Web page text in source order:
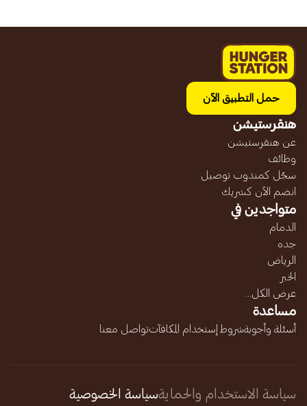
حمل التطبيق الآن
هنقرستيشن
عن هنقرستيشن
وظائف
سجّل كمندوب توصيل
انضم الآن كشريك
متواجدين في
الدمام
جده
الرياض
الخبر
عرض الكل...
مساعدة
أسئلة وأجوبةشروط إستخدام المكافآتتواصل معنا
سياسة الاستخدام والحمايةسياسة الخصوصية